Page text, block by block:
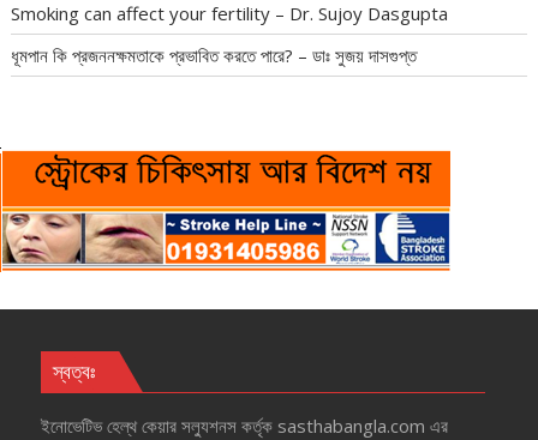
Smoking can affect your fertility – Dr. Sujoy Dasgupta
ধূমপান কি প্রজননক্ষমতাকে প্রভাবিত করতে পারে? – ডাঃ সুজয় দাসগুপ্ত
স্বত্বঃ
ইনোভেটিভ হেল্‌থ কেয়ার সল্যুশনস কর্তৃক sasthabangla.com এর